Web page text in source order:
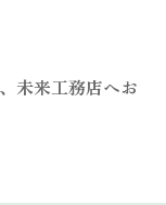
未来工務店へお